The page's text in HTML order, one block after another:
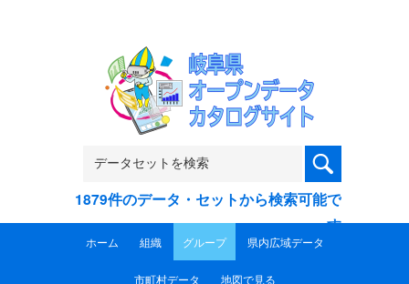
1879件のデータ・セットから検索可能で
す
ホーム 組織 グループ 県内広域データ
市町村データ 地図で見る